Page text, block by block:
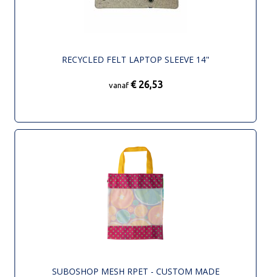
RECYCLED FELT LAPTOP SLEEVE 14"
vanaf € 26,53
SUBOSHOP MESH RPET - CUSTOM MADE